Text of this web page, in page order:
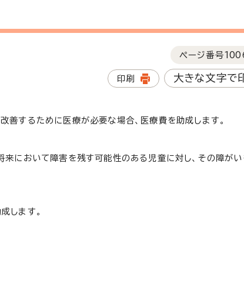
ページ番号
印刷 大きな文字で
善するために医療が必要な場合、医療費を助成します。
において障害を残す可能性のある児童に対し、その障がい
します。